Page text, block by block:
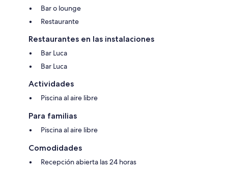
Bar o lounge
Restaurante
Restaurantes en las instalaciones
Bar Luca
Bar Luca
Actividades
Piscina al aire libre
Para familias
Piscina al aire libre
Comodidades
Recepción abierta las 24 horas